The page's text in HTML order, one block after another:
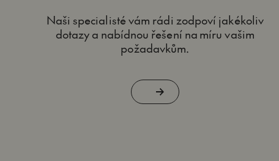
Naši specialisté vám rádi zodpoví jakékoliv
dotazy a nabídnou řešení na míru vašim
požadavkům.